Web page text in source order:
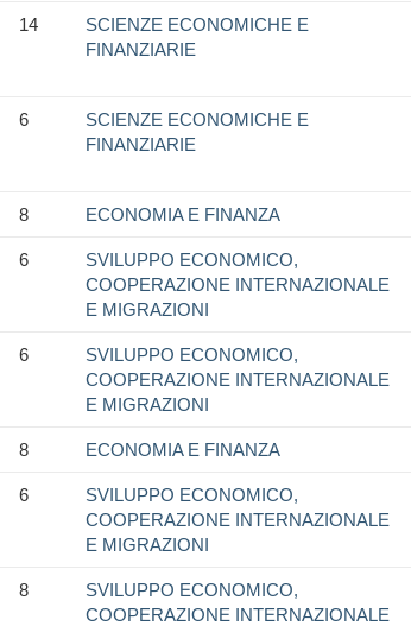
14
SCIENZE ECONOMICHE E
FINANZIARIE
6
SCIENZE ECONOMICHE E
FINANZIARIE
8 ECONOMIA E FINANZA
6
SVILUPPO ECONOMICO,
COOPERAZIONE INTERNAZIONALE
E MIGRAZIONI
6
SVILUPPO ECONOMICO,
COOPERAZIONE INTERNAZIONALE
E MIGRAZIONI
8 ECONOMIA E FINANZA
6
SVILUPPO ECONOMICO,
COOPERAZIONE INTERNAZIONALE
E MIGRAZIONI
8
SVILUPPO ECONOMICO,
COOPERAZIONE INTERNAZIONALE